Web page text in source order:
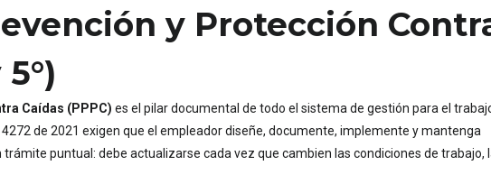
y Protección
Caídas (PPPC) es el pilar documental de todo el sistema de gestión para el
4272 de 2021 exigen que el empleador diseñe, documente, implemente y mantenga
puntual: debe actualizarse cada vez que cambien las condiciones de trabajo,